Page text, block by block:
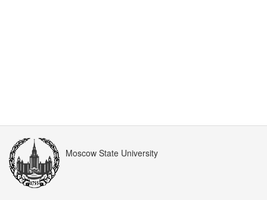
Moscow State University